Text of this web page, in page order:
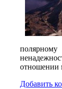
отношении
Добавить